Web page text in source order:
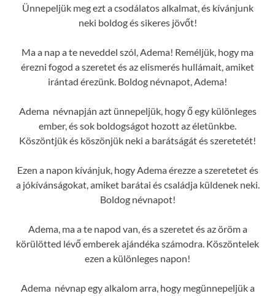
Ünnepeljük meg ezt a csodálatos alkalmat, és kívánjunk
neki boldog és sikeres jövőt!
Ma a nap a te neveddel szól, Adema! Reméljük, hogy ma
érezni fogod a szeretet és az elismerés hullámait, amiket
irántad érezünk. Boldog névnapot, Adema!
Adema névnapján azt ünnepeljük, hogy ő egy különleges
ember, és sok boldogságot hozott az életünkbe.
Köszöntjük és köszönjük neki a barátságát és szeretetét!
Ezen a napon kívánjuk, hogy Adema érezze a szeretetet és
a jókívánságokat, amiket barátai és családja küldenek neki.
Boldog névnapot!
Adema, ma a te napod van, és a szeretet és az öröm a
körülötted lévő emberek ajándéka számodra. Köszöntelek
ezen a különleges napon!
Adema névnap egy alkalom arra, hogy megünnepeljük a